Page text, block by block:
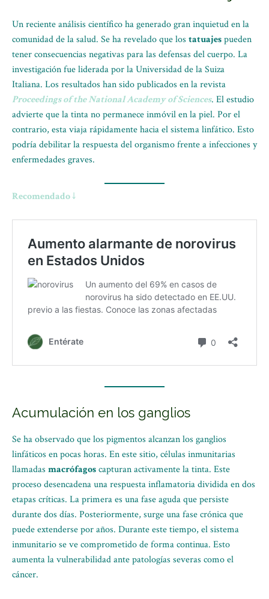
Un reciente análisis científico ha generado gran inquietud en la
comunidad de la salud. Se ha revelado que los tatuajespueden
tener consecuencias negativas para las defensas del cuerpo. La
investigación fue liderada por la Universidad de la Suiza
Italiana. Los resultados han sido publicados en la revista
Proceedings of the National Academy of Sciences. El estudio
advierte que la tinta no permanece inmóvil en la piel. Por el
contrario, esta viaja rápidamente hacia el sistema linfático. Esto
podría debilitar la respuesta del organismo frente a infecciones y
enfermedades graves.
Recomendado ↓
Acumulación en los ganglios
Se ha observado que los pigmentos alcanzan los ganglios
linfáticos en pocas horas. En este sitio, células inmunitarias
llamadas macrófagoscapturan activamente la tinta. Este
proceso desencadena una respuesta inflamatoria dividida en dos
etapas críticas. La primera es una fase aguda que persiste
durante dos días. Posteriormente, surge una fase crónica que
puede extenderse por años. Durante este tiempo, el sistema
inmunitario se ve comprometido de forma continua. Esto
aumenta la vulnerabilidad ante patologías severas como el
cáncer.